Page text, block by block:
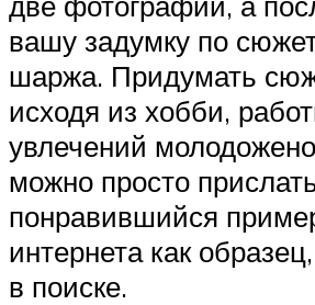
вашу задумку по
шаржа. Придумать
исходя из хобби,
увлечений
можно просто
понравившийся
интернета как
в поиске.